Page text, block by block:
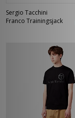
Sergio Tacchini
Franco Trainingsjack